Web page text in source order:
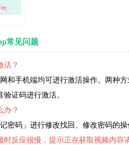
常见问题
活？
和手机端均可进行激活操作。两种
证码进行激活。
办？
密码」进行修改找回、修改密码的操
时反应很慢，提示正在获取视频内容